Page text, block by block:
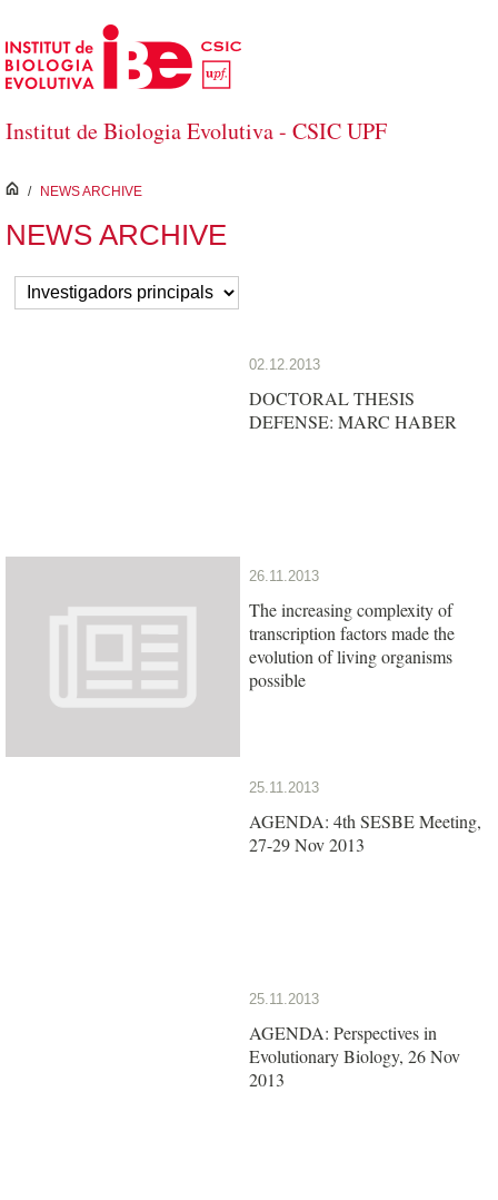
Salta al contingut principal
Institut de Biologia Evolutiva - CSIC UPF
inici
/ NEWS ARCHIVE
NEWS ARCHIVE
02.12.2013
DOCTORAL THESIS
DEFENSE: MARC HABER
26.11.2013
The increasing complexity of
transcription factors made the
evolution of living organisms
possible
25.11.2013
AGENDA: 4th SESBE Meeting,
27-29 Nov 2013
25.11.2013
AGENDA: Perspectives in
Evolutionary Biology, 26 Nov
2013